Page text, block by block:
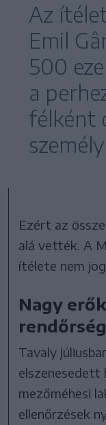
Az
Emil
500
a
félként
Ezért az
alá vették. A
ítélete nem
Nagy
Tavaly
mezőméhesi
ellenőrzések